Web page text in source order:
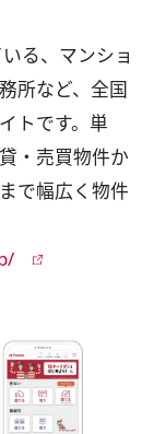
る、マンショ
所など、全国
トです。単
・売買物件か
で幅広く物件